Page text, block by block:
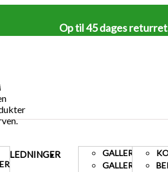
Op til 45 dages
GALLERIGALLERI
GALLERI HEGN